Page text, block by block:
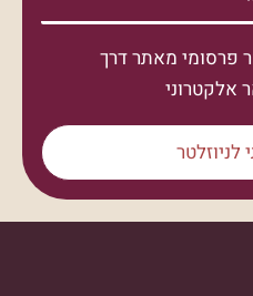
פרסומי מאתר דרך
אלקטרוני
לניוזלטר